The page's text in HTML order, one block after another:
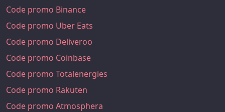
Code promo Binance
Code promo Uber Eats
Code promo Deliveroo
Code promo Coinbase
Code promo Totalenergies
Code promo Rakuten
Code promo Atmosphera